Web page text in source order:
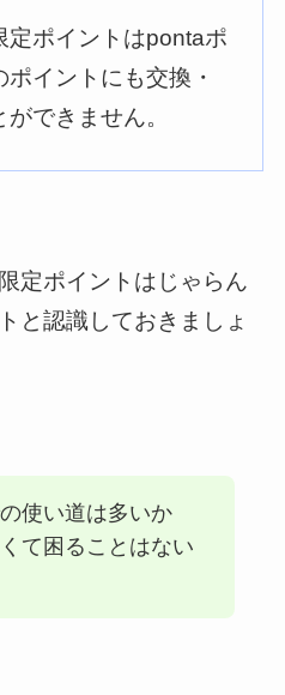
定ポイントはpontaポ
イントにも交換・
できません。
定ポイントはじゃらん
と認識しておきましょ
使い道は多いか
て困ることはない